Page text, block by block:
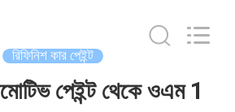
রিফিনিশ কার পেইন্ট
পেইন্ট থেকে ওএম 1